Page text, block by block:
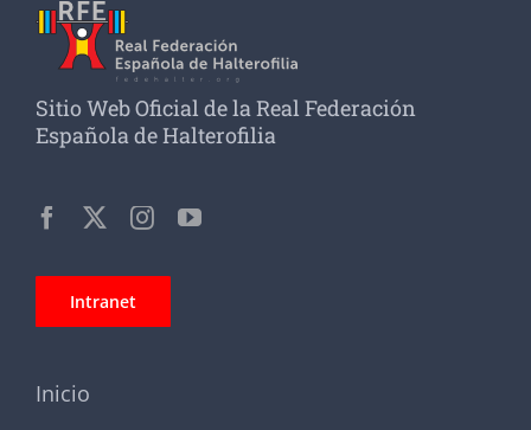
Sitio Web Oficial de la Real Federación
Española de Halterofilia
Intranet
Inicio